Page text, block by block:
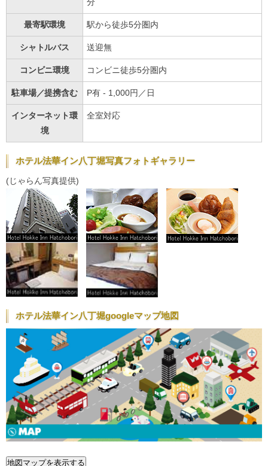
最寄駅環境 駅から徒歩5分圏内
シャトルバス 送迎無
コンビニ環境 コンビニ徒歩5分圏内
駐車場／提携含む P有 - 1,000円／日
インターネット環
境
全室対応
ホテル法華イン八丁堀写真フォトギャラリー
(じゃらん写真提供)
ホテル法華イン八丁堀googleマップ地図